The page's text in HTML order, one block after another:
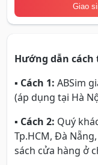
Giao
Hướng dẫn
▪ Cách 1: ABSim
(áp dụng tại Hà
▪ Cách 2: Quý
Tp.HCM, Đà
sách cửa hàng ở